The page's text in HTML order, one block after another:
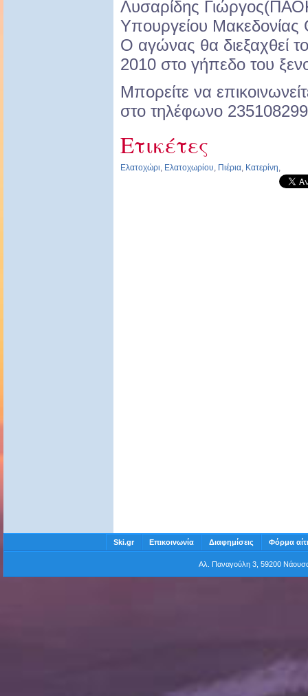
Λυσαρίδης
Υπουργείου
Ο αγώνας θα διεξαχθεί
2010 στο γήπεδο του
Μπορείτε να
στο τηλέφωνο
Ετικέτες
Ελατοχώρι, Ελατοχωρίου, Πιέρια, Κατερίνη,
Ski.gr Επικοινωνία Διαφημίσεις Φόρμα
Αλ. Παναγούλη 3, 59200